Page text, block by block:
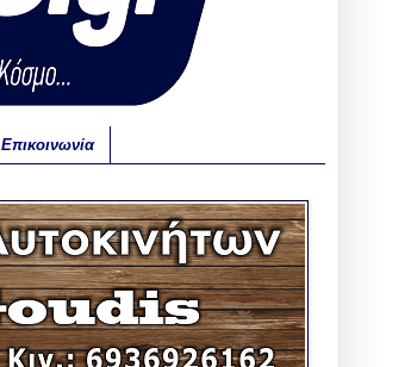
Επικοινωνία